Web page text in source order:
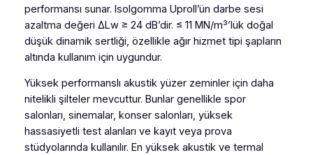
performansı sunar. Isolgomma Uproll’ün darbe sesi
azaltma değeri ∆Lw ≥ 24 dB’dir. ≤ 11 MN/m³’lük doğal
düşük dinamik sertliği, özellikle ağır hizmet tipi şapların
altında kullanım için uygundur.
Yüksek performanslı akustik yüzer zeminler için daha
nitelikli şilteler mevcuttur. Bunlar genellikle spor
salonları, sinemalar, konser salonları, yüksek
hassasiyetli test alanları ve kayıt veya prova
stüdyolarında kullanılır. En yüksek akustik ve termal